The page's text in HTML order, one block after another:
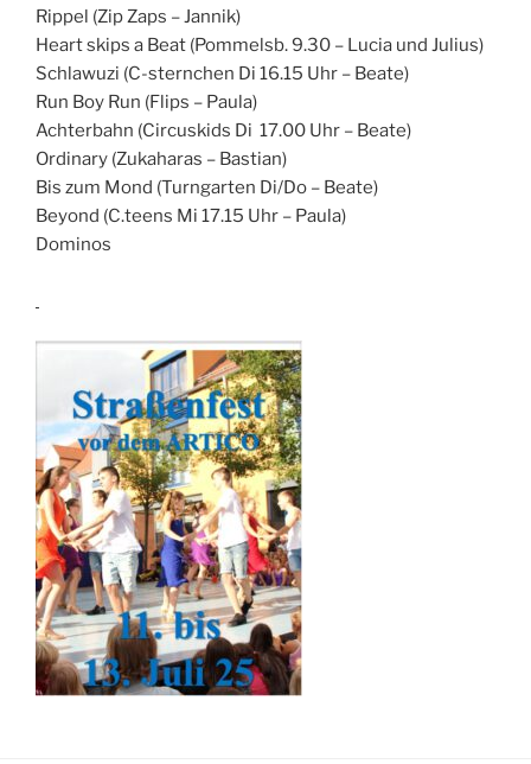
Rippel (Zip Zaps – Jannik)
Heart skips a Beat (Pommelsb. 9.30 – Lucia und Julius)
Schlawuzi (C-sternchen Di 16.15 Uhr – Beate)
Run Boy Run (Flips – Paula)
Achterbahn (Circuskids Di 17.00 Uhr – Beate)
Ordinary (Zukaharas – Bastian)
Bis zum Mond (Turngarten Di/Do – Beate)
Beyond (C.teens Mi 17.15 Uhr – Paula)
Dominos